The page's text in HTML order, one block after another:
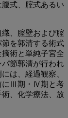
式、腟式あるい
、腟壁および腟
を郭清する術式
術と単純子宮全
節郭清が行われ
は、経過観察、
にⅢ期・Ⅳ期と考
、化学療法、放